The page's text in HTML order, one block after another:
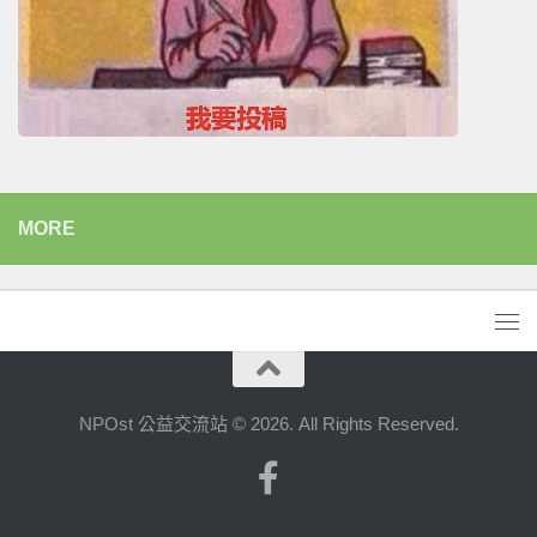
MORE
NPOst 公益交流站 © 2026. All Rights Reserved.